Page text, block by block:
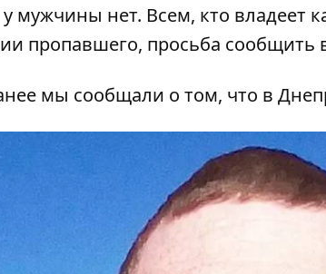
мужчины нет. Всем, кто владеет
пропавшего, просьба сообщить
мы сообщали о том, что в